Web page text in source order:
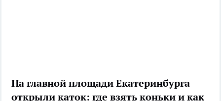
На главной площади Екатеринбурга
открыли каток: где взять коньки и как